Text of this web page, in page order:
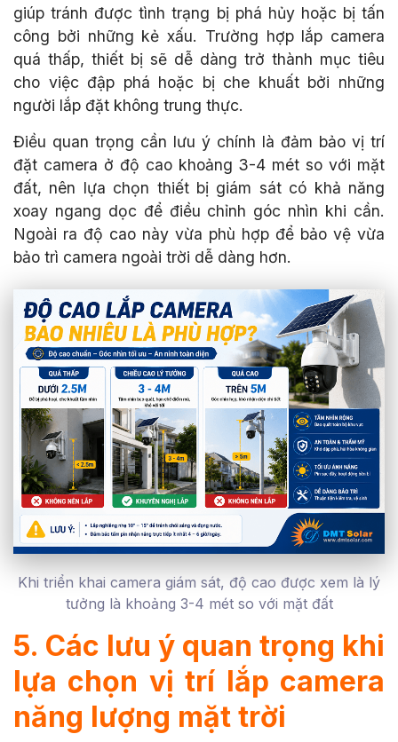
giúp tránh được tình trạng bị phá hủy hoặc bị tấn
công bởi những kẻ xấu. Trường hợp lắp camera
quá thấp, thiết bị sẽ dễ dàng trở thành mục tiêu
cho việc đập phá hoặc bị che khuất bởi những
người lắp đặt không trung thực.
Điều quan trọng cần lưu ý chính là đảm bảo vị trí
đặt camera ở độ cao khoảng 3-4 mét so với mặt
đất, nên lựa chọn thiết bị giám sát có khả năng
xoay ngang dọc để điều chỉnh góc nhìn khi cần.
Ngoài ra độ cao này vừa phù hợp để bảo vệ vừa
bảo trì camera ngoài trời dễ dàng hơn.
Khi triển khai camera giám sát, độ cao được xem là lý
tưởng là khoảng 3-4 mét so với mặt đất
5. Các lưu ý quan trọng khi
lựa chọn vị trí lắp camera
năng lượng mặt trời